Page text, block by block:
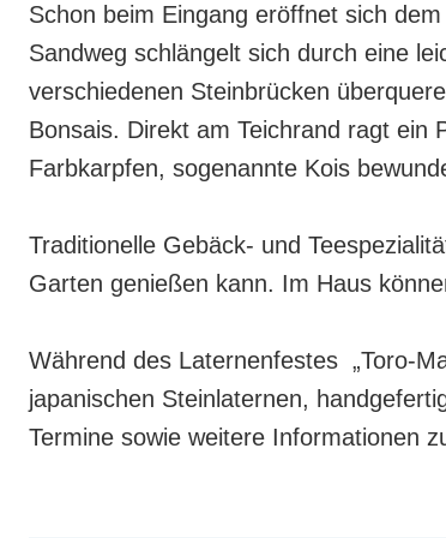
Schon beim Eingang eröffnet sich
Sandweg schlängelt sich durch eine
verschiedenen Steinbrücken
Bonsais. Direkt am Teichrand ragt ein
Farbkarpfen, sogenannte Kois
Traditionelle Gebäck- und
Garten genießen kann. Im Haus
Während des Laternenfestes „Toro-
japanischen Steinlaternen,
Termine sowie weitere Informationen